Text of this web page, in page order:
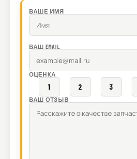
ВАШЕ ИМЯ
ВАШ EMAIL
ОЦЕНКА
1 2 3
ВАШ ОТЗЫВ